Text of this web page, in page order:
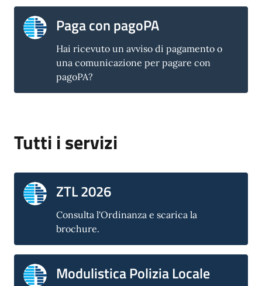
Paga con pagoPA
Hai ricevuto un avviso di pagamento o
una comunicazione per pagare con
pagoPA?
Tutti i servizi
ZTL 2026
Consulta l'Ordinanza e scarica la
brochure.
Modulistica Polizia Locale